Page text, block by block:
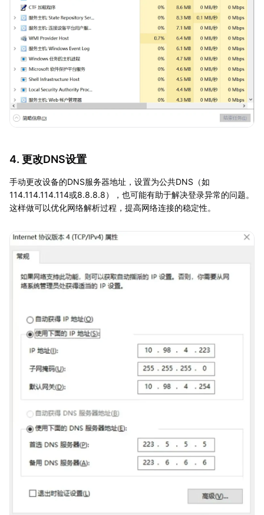
4. 更改DNS设置
手动更改设备的DNS服务器地址，设置为公共DNS（如
114.114.114.114或8.8.8.8），也可能有助于解决登录异常的问题。
这样做可以优化网络解析过程，提高网络连接的稳定性。